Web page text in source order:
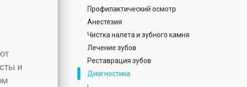
и
Профилактический осмотр
Анестезия
Чистка налета и зубного камня
Лечение зубов
Реставрация зубов
Диагностика